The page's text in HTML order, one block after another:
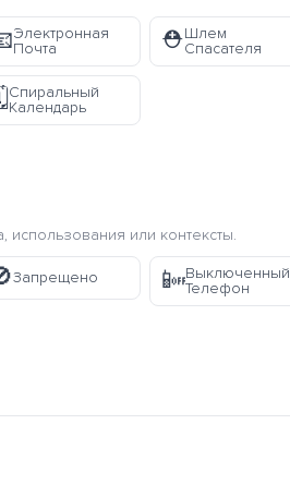
Электронная
Почта
⛑️Шлем
Спасателя
Спиральный
Календарь
или контексты.
Запрещено 📴Выключенный
Телефон